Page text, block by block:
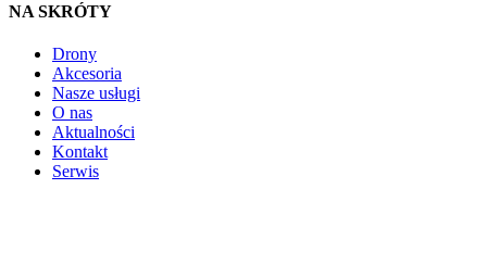
NA SKRÓTY
Drony
Akcesoria
Nasze usługi
O nas
Aktualności
Kontakt
Serwis